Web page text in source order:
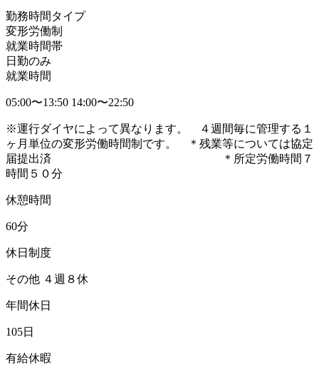
勤務時間タイプ
変形労働制
就業時間帯
日勤のみ
就業時間
05:00〜13:50 14:00〜22:50
※運行ダイヤによって異なります。 ４週間毎に管理する１
ヶ月単位の変形労働時間制です。 ＊残業等については協定
届提出済 ＊所定労働時間７
時間５０分
休憩時間
60分
休日制度
その他 ４週８休
年間休日
105日
有給休暇